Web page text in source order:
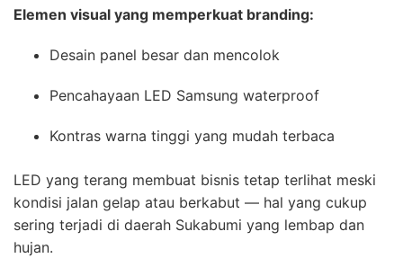
Elemen visual yang memperkuat branding:
Desain panel besar dan mencolok
Pencahayaan LED Samsung waterproof
Kontras warna tinggi yang mudah terbaca
LED yang terang membuat bisnis tetap terlihat meski
kondisi jalan gelap atau berkabut — hal yang cukup
sering terjadi di daerah Sukabumi yang lembap dan
hujan.